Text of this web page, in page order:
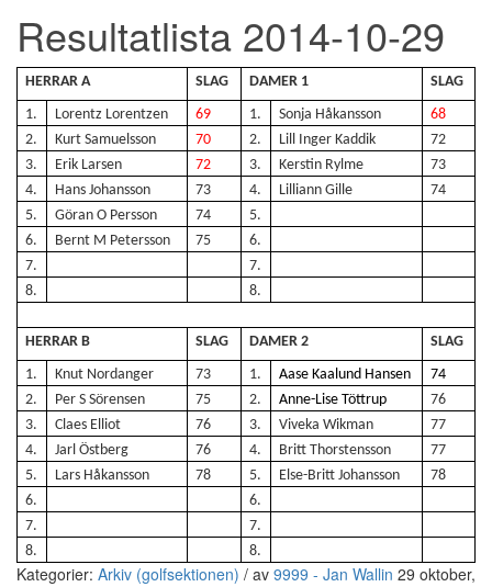
Resultatlista 2014-10-29
HERRAR A SLAG DAMER 1
SLAG
1.
Lorentz Lorentzen 69 1. Sonja Håkansson
68
2.
Kurt Samuelsson 70 2. Lill Inger Kaddik
72
3.
Erik Larsen 72 3. Kerstin Rylme
73
4.
Hans Johansson 73 4. Lilliann Gille
74
5.
Göran O Persson 74
5.
6.
Bernt M Petersson 75
6.
7.
7.
8.
8.
HERRAR B SLAG DAMER 2
SLAG
1.
Knut Nordanger 73 1. Aase Kaalund Hansen
74
2.
Per S Sörensen 75 2. Anne-Lise Töttrup
76
3.
Claes Elliot 76 3. Viveka Wikman
77
4.
Jarl Östberg 76 4. Britt Thorstensson
77
5.
Lars Håkansson 78 5. Else-Britt Johansson
78
6.
6.
7.
7.
8.
8.
Kategorier: Arkiv (golfsektionen) / av 9999 - Jan Wallin 29 oktober,